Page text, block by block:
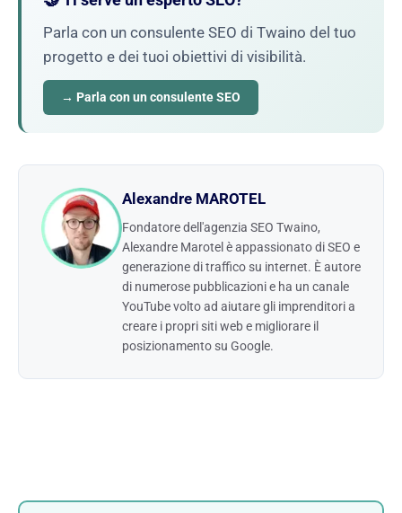
Parla con un consulente SEO di Twaino del tuo
progetto e dei tuoi obiettivi di visibilità.
→ Parla con un consulente SEO
Alexandre MAROTEL
Fondatore dell'agenzia SEO Twaino,
Alexandre Marotel è appassionato di SEO e
generazione di traffico su internet. È autore
di numerose pubblicazioni e ha un canale
YouTube volto ad aiutare gli imprenditori a
creare i propri siti web e migliorare il
posizionamento su Google.